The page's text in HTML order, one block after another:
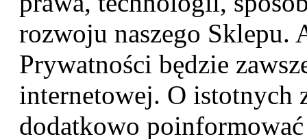
rozwoju naszego
Prywatności będzie
internetowej. O istotnych
dodatkowo